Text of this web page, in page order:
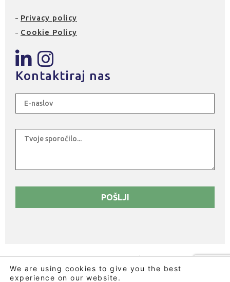
Privacy policy
Cookie Policy
Kontaktiraj nas
HAJDINA Slovenia - DDV SI79760457
We are using cookies to give you the best
experience on our website.